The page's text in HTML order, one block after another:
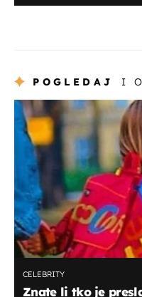
POGLEDAJ I
CELEBRITY
Znate li tko je